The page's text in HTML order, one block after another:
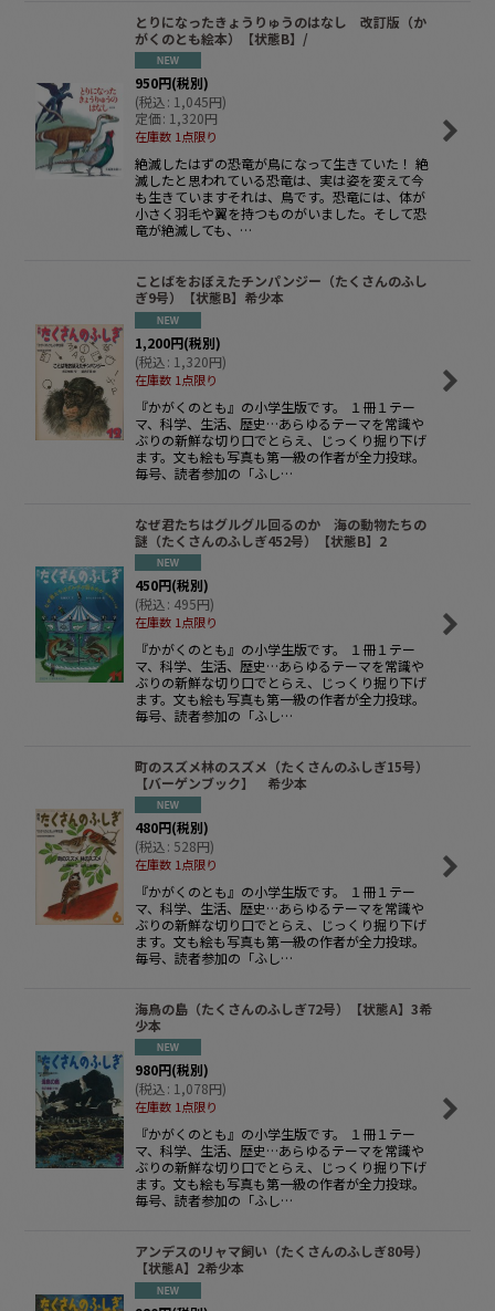
とりになったきょうりゅうのはなし 改訂版（か
がくのとも絵本）【状態B】/
950円(税別)
(税込: 1,045円)
定価: 1,320円
在庫数 1点限り
絶滅したはずの恐竜が鳥になって生きていた！ 絶
滅したと思われている恐竜は、実は姿を変えて今
も生きています――それは、鳥です。恐竜には、体が
小さく羽毛や翼を持つものがいました。そして恐
竜が絶滅しても、…
ことばをおぼえたチンパンジー（たくさんのふし
ぎ9号）【状態B】希少本
1,200円(税別)
(税込: 1,320円)
在庫数 1点限り
『かがくのとも』の小学生版です。 １冊１テー
マ、科学、生活、歴史…あらゆるテーマを常識や
ぶりの新鮮な切り口でとらえ、じっくり掘り下げ
ます。文も絵も写真も第一級の作者が全力投球。
毎号、読者参加の「ふし…
なぜ君たちはグルグル回るのか 海の動物たちの
謎（たくさんのふしぎ452号）【状態B】2
450円(税別)
(税込: 495円)
在庫数 1点限り
『かがくのとも』の小学生版です。 １冊１テー
マ、科学、生活、歴史…あらゆるテーマを常識や
ぶりの新鮮な切り口でとらえ、じっくり掘り下げ
ます。文も絵も写真も第一級の作者が全力投球。
毎号、読者参加の「ふし…
町のスズメ林のスズメ（たくさんのふしぎ15号）
【バーゲンブック】 希少本
480円(税別)
(税込: 528円)
在庫数 1点限り
『かがくのとも』の小学生版です。 １冊１テー
マ、科学、生活、歴史…あらゆるテーマを常識や
ぶりの新鮮な切り口でとらえ、じっくり掘り下げ
ます。文も絵も写真も第一級の作者が全力投球。
毎号、読者参加の「ふし…
海鳥の島（たくさんのふしぎ72号）【状態A】3希
少本
980円(税別)
(税込: 1,078円)
在庫数 1点限り
『かがくのとも』の小学生版です。 １冊１テー
マ、科学、生活、歴史…あらゆるテーマを常識や
ぶりの新鮮な切り口でとらえ、じっくり掘り下げ
ます。文も絵も写真も第一級の作者が全力投球。
毎号、読者参加の「ふし…
アンデスのリャマ飼い（たくさんのふしぎ80号）
【状態A】2希少本